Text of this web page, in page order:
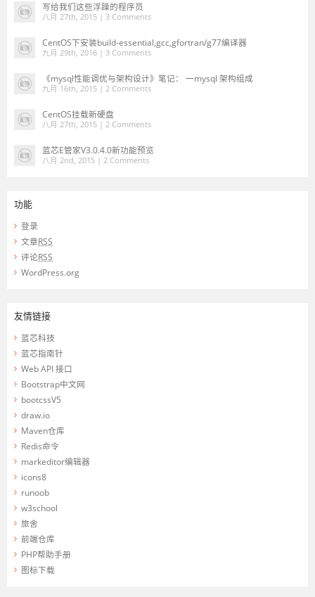
写给我们这些浮躁的程序员
八月 27th, 2015 | 3 Comments
CentOS下安装build-essential,gcc,gfortran/g77编译器
九月 29th, 2016 | 3 Comments
《mysql性能调优与架构设计》笔记： 一mysql 架构组成
九月 16th, 2015 | 2 Comments
CentOS挂载新硬盘
八月 27th, 2015 | 2 Comments
蓝芯E管家V3.0.4.0新功能预览
八月 2nd, 2015 | 2 Comments
功能
登录
文章RSS
评论RSS
WordPress.org
友情链接
蓝芯科技
蓝芯指南针
Web API 接口
Bootstrap中文网
bootcssV5
draw.io
Maven仓库
Redis命令
markeditor编辑器
icons8
runoob
w3school
旅舍
前端仓库
PHP帮助手册
图标下载